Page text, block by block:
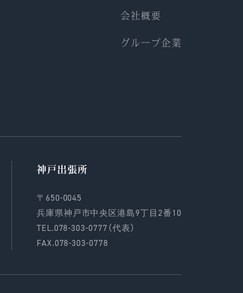
会社概要
グループ企業
神戸出張所
〒650-0045
兵庫県神戸市中央区港島9丁目2番10
TEL.078-303-0777（代表）
FAX.078-303-0778